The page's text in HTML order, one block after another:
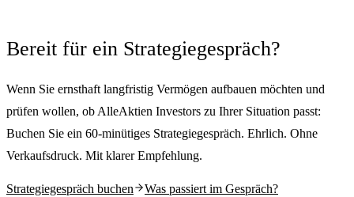
Bereit für ein Strategiegespräch?
Wenn Sie ernsthaft langfristig Vermögen aufbauen möchten und
prüfen wollen, ob AlleAktien Investors zu Ihrer Situation passt:
Buchen Sie ein 60-minütiges Strategiegespräch. Ehrlich. Ohne
Verkaufsdruck. Mit klarer Empfehlung.
Strategiegespräch buchen Was passiert im Gespräch?